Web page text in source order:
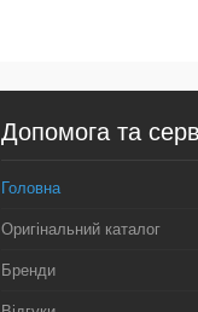
Допомога та
Головна
Оригінальний каталог
Бренди